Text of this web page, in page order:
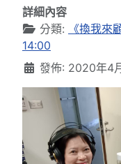
詳細內容
分類:
《換我來
14:00
發佈: 2020年4